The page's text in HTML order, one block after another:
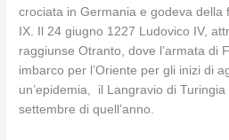
crociata in Germania e godeva della
IX. Il 24 giugno 1227 Ludovico IV,
raggiunse Otranto, dove l’armata di
imbarco per l’Oriente per gli inizi di
un’epidemia, il Langravio di Turingia
settembre di quell’anno.